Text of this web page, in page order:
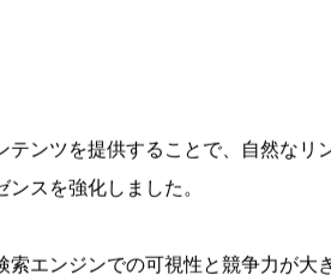
テンツを迅速に配信することができ
ます。